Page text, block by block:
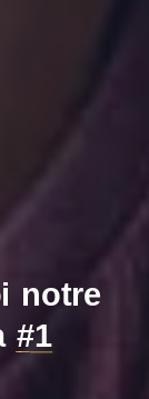
notre
#1